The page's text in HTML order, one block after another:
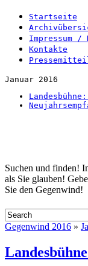
Startseite
Impressum /
Kontakte
Januar 2016
Startseite
Suchen und finden!
als Sie glauben!
Sie den Gegenwind!
Gegenwind 2016 »